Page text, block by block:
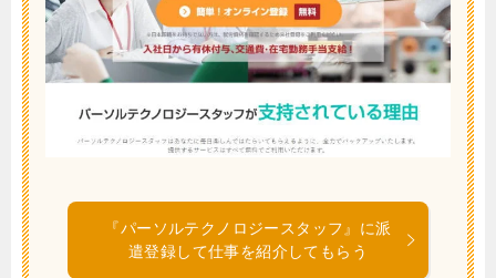
『パーソルテクノロジースタッフ』に派
遣登録して仕事を紹介してもらう